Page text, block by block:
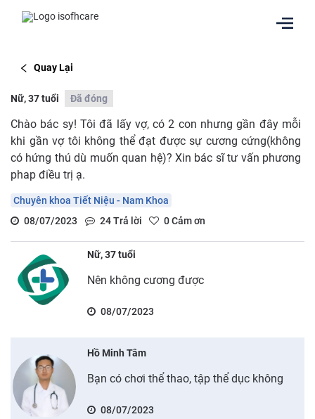
Quay Lại
Nữ, 37 tuổi Đã đóng
Chào bác sy! Tôi đã lấy vợ, có 2 con nhưng gần đây mỗi
khi gần vợ tôi không thể đạt được sự cương cứng(không
có hứng thú dù muốn quan hệ)? Xin bác sĩ tư vấn phương
phap điều trị ạ.
Chuyên khoa Tiết Niệu - Nam Khoa
08/07/2023
24Trả lời 0Cảm ơn
Nữ, 37 tuổi
Nên không cương được
08/07/2023
Hồ Minh Tâm
Bạn có chơi thể thao, tập thể dục không
08/07/2023